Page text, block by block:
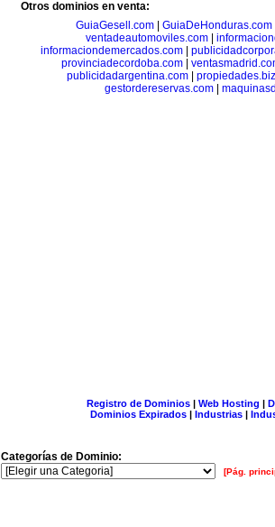
Otros dominios en venta:
GuiaGesell.com
GuiaDeHonduras.com
ventadeautomoviles.com|
informaciondemercados.com|
provinciadecordoba.com
publicidadargentina.com| propiedades.biz
gestordereservas.com
Registro de Dominios| Web Hosting |
Dominios Expirados | Industrias |
Categorías de Dominio:
[Pág.